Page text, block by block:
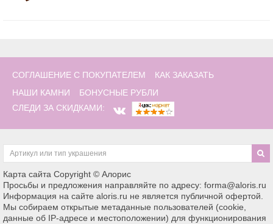
СОГЛАШЕНИЕ С ПОКУПАТЕЛЕМ
КАК ЗАКАЗАТЬ
НАШИ КАМНИ
БОНУСНЫЕ РУБЛИ
СЛЕДИ ЗА СКИДКАМИ:
Карта сайта Copyright © Алорис
Просьбы и предложения направляйте по адресу: forma@aloris.ru
Информация на сайте aloris.ru не является публичной офертой.
Мы собираем открытые метаданные пользователей (cookie,
данные об IP-адресе и местоположении) для функционирования